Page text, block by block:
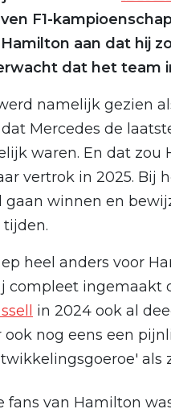
F1-
aan dat hij
dat het team
namelijk gezien
dat Mercedes de
waren. En dat zou
vertrok in 2025. Bij
winnen en
tijden.
heel anders voor
compleet ingemaakt
in 2024 ook al
nog eens een
als
fans van Hamilton